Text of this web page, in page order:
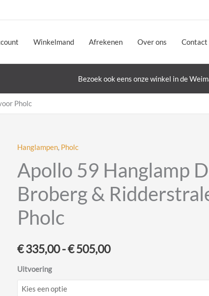
Winkelmand Afrekenen Over ons Contact
Bezoek ook eens onze winkel in de
Pholc
Hanglampen, Pholc
Apollo 59 Hanglamp
Broberg &
Pholc
€335,00-€505,00Prijsklasse:
Uitvoering